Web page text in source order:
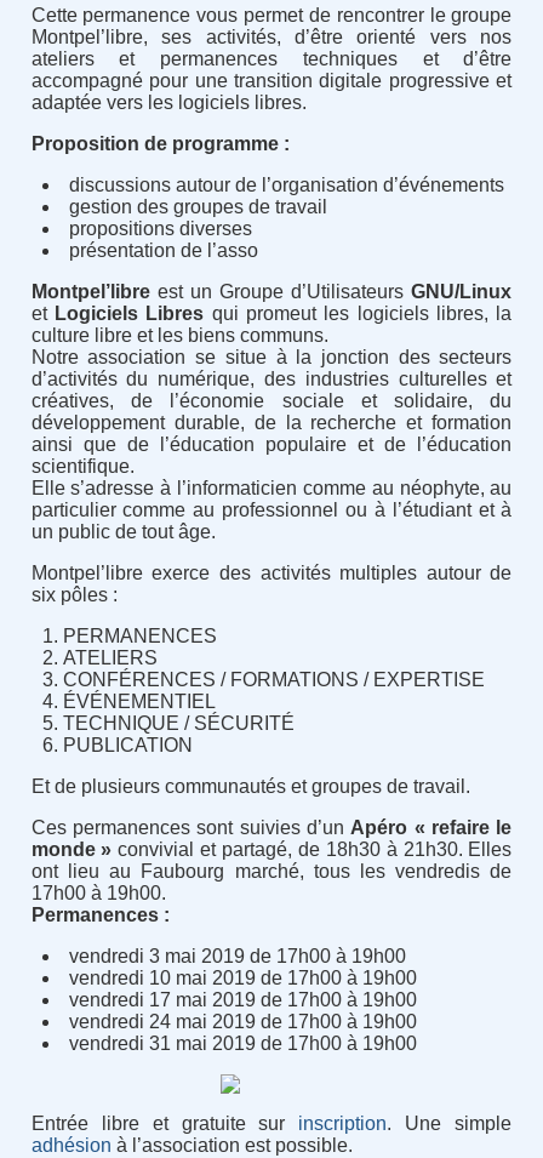
Cette permanence vous permet de rencontrer le groupe
Montpel’libre, ses activités, d’être orienté vers nos
ateliers et permanences techniques et d’être
accompagné pour une transition digitale progressive et
adaptée vers les logiciels libres.
Proposition de programme :
discussions autour de l’organisation d’événements
gestion des groupes de travail
propositions diverses
présentation de l’asso
Montpel’libreest un Groupe d’UtilisateursGNU/Linux
et Logiciels Libres qui promeut les logiciels libres, la
culture libre et les biens communs.
Notre association se situe à la jonction des secteurs
d’activités du numérique, des industries culturelles et
créatives, de l’économie sociale et solidaire, du
développement durable, de la recherche et formation
ainsi que de l’éducation populaire et de l’éducation
scientifique.
Elle s’adresse à l’informaticien comme au néophyte, au
particulier comme au professionnel ou à l’étudiant et à
un public de tout âge.
Montpel’libre exerce des activités multiples autour de
six pôles :
PERMANENCES
ATELIERS
CONFÉRENCES / FORMATIONS / EXPERTISE
ÉVÉNEMENTIEL
TECHNIQUE / SÉCURITÉ
PUBLICATION
Et de plusieurs communautés et groupes de travail.
Ces permanences sont suivies d’un Apéro « refaire le
monde » convivial et partagé, de 18h30 à 21h30. Elles
ont lieu au Faubourg marché, tous les vendredis de
17h00 à 19h00.
Permanences :
vendredi 3 mai 2019 de 17h00 à 19h00
vendredi 10 mai 2019 de 17h00 à 19h00
vendredi 17 mai 2019 de 17h00 à 19h00
vendredi 24 mai 2019 de 17h00 à 19h00
vendredi 31 mai 2019 de 17h00 à 19h00
Entrée libre et gratuite sur inscription. Une simple
adhésion à l’association est possible.